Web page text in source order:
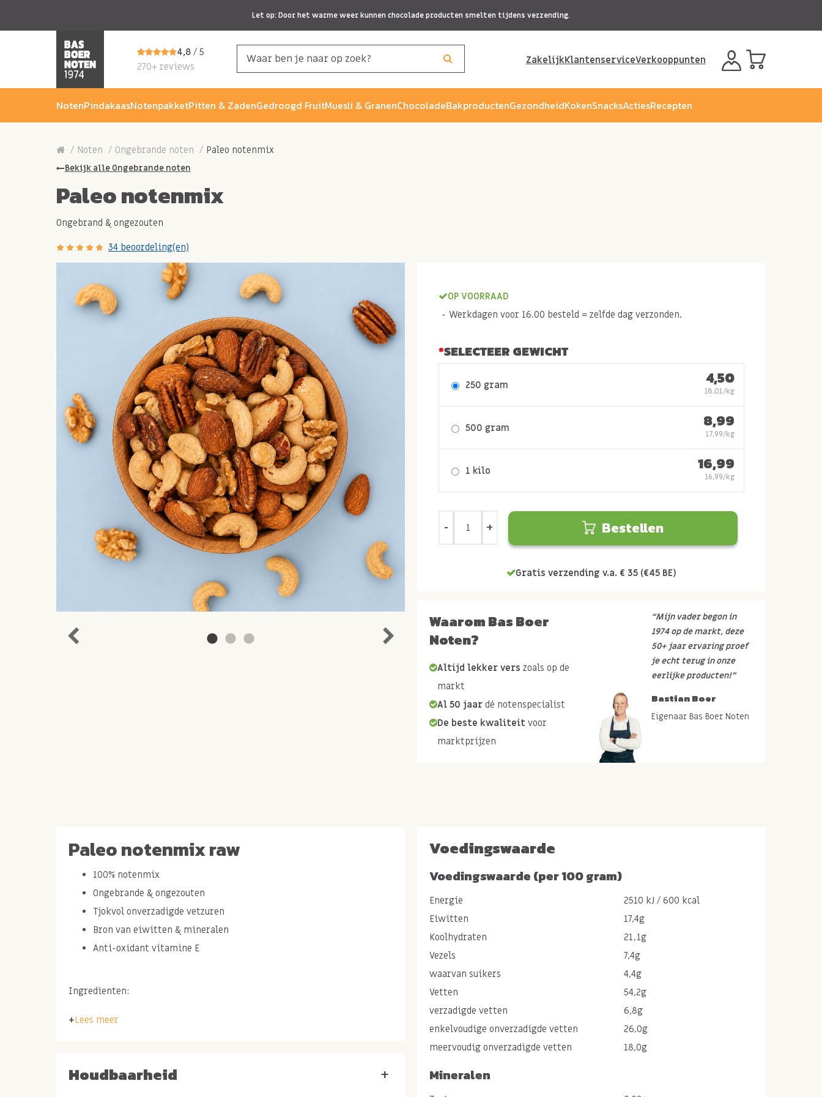
Let op: Door het warme weer kunnen chocolade producten smelten tijdens verzending.
4,8/ 5
270+ reviews
ZakelijkKlantenserviceVerkooppunten
NotenPindakaasNotenpakketPitten & ZadenGedroogd FruitMuesli & GranenChocoladeBakproductenGezondheidKokenSnacksActiesRecepten
Noten Ongebrande noten Paleo notenmix
Bekijk alle Ongebrande noten
Paleo notenmix
Ongebrand & ongezouten
34 beoordeling(en)
OP VOORRAAD
Werkdagen voor 16.00 besteld = zelfde dag verzonden.
SELECTEER GEWICHT
250 gram 4,50
18,01/kg
500 gram 8,99
17,99/kg
1 kilo 16,99
16,99/kg
Bestellen
Gratis verzending v.a. € 35 (€45 BE)
Waarom Bas Boer
Noten?
Altijd lekker vers zoals op de
markt
Al 50 jaar dé notenspecialist
De beste kwaliteit voor
marktprijzen
“Mijn vader begon in
1974 op de markt, deze
50+ jaar ervaring proef
je echt terug in onze
eerlijke producten!”
Bastian Boer
Eigenaar Bas Boer Noten
Paleo notenmix raw
100% notenmix
Ongebrande & ongezouten
Tjokvol onverzadigde vetzuren
Bron van eiwitten & mineralen
Anti-oxidant vitamine E
Ingredienten:
CASHEWNOTEN
Paleo notenmix gezond en lekker
Lees meer
Voedingswaarde
Voedingswaarde (per 100 gram)
Energie
2510 kJ / 600 kcal
Eiwitten
17,4g
Koolhydraten
21,1g
Vezels
7,4g
waarvan suikers
4,4g
Vetten
54,2g
verzadigde vetten
6,8g
enkelvoudige onverzadigde vetten
26,0g
meervoudig onverzadigde vetten
18,0g
Mineralen
Houdbaarheid +